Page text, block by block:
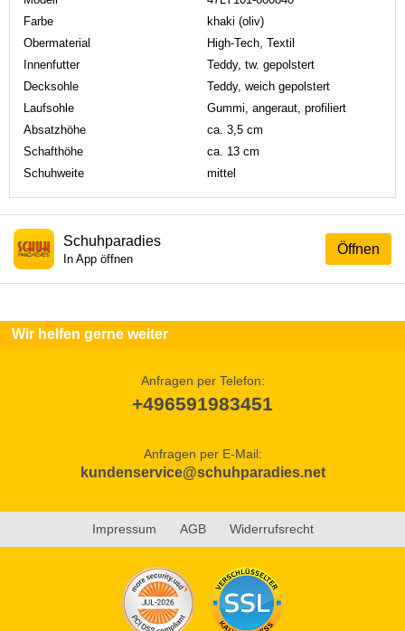
Farbe
khaki (oliv)
Obermaterial
High-Tech, Textil
Innenfutter
Teddy, tw. gepolstert
Decksohle
Teddy, weich gepolstert
Laufsohle
Gummi, angeraut, profiliert
Absatzhöhe
ca. 3,5 cm
Schafthöhe
ca. 13 cm
Schuhweite
mittel
Öffnen
Schuhparadies
In App öffnen
Wir helfen gerne weiter
Anfragen per Telefon:
+496591983451
Anfragen per E-Mail:
kundenservice@schuhparadies.net
Impressum AGB Widerrufsrecht